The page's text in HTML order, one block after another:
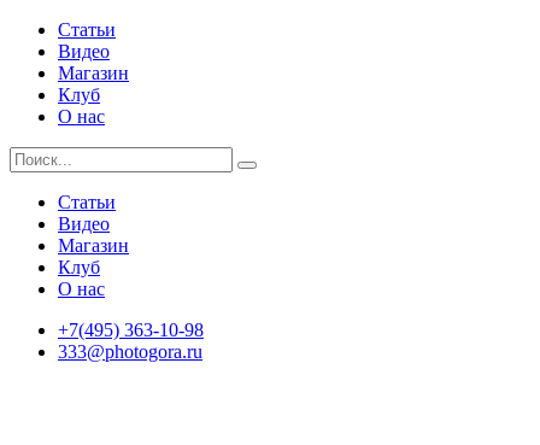
Статьи
Видео
Магазин
Клуб
О нас
Статьи
Видео
Магазин
Клуб
О нас
+7(495) 363-10-98
333@photogora.ru